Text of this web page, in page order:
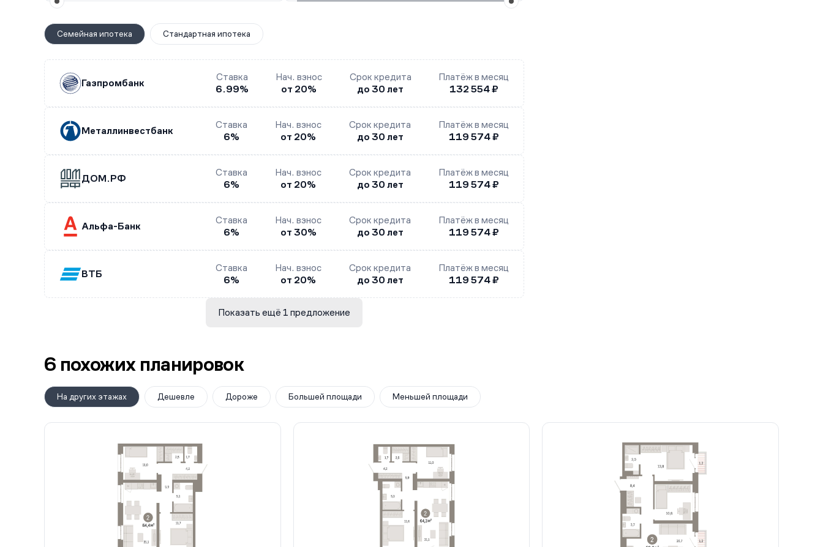
Семейная ипотека Стандартная ипотека
Газпромбанк
Ставка
6.99%
Нач. взнос
от 20%
Срок кредита
до 30 лет
Платёж в месяц
132 554 ₽
Металлинвестбанк
Ставка
6%
Нач. взнос
от 20%
Срок кредита
до 30 лет
Платёж в месяц
119 574 ₽
ДОМ.РФ
Ставка
6%
Нач. взнос
от 20%
Срок кредита
до 30 лет
Платёж в месяц
119 574 ₽
Альфа-Банк
Ставка
6%
Нач. взнос
от 30%
Срок кредита
до 30 лет
Платёж в месяц
119 574 ₽
ВТБ
Ставка
6%
Нач. взнос
от 20%
Срок кредита
до 30 лет
Платёж в месяц
119 574 ₽
Показать ещё 1 предложение
6 похожих планировок
На других этажах Дешевле Дороже Большей площади Меньшей площади